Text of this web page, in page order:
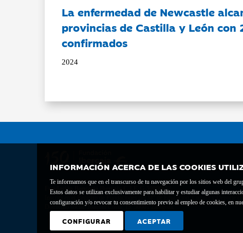
INFORMACIÓN ACERCA DE LAS COOKIES
Te informamos que en el transcurso de tu navegación por los sitios web del
Estos datos se utilizan exclusivamente para habilitar y estudiar algunas
configuración y/o revocar tu consentimiento previo al empleo de cookies, en
CONFIGURAR ACEPTAR
La enfermedad de Newcastle
provincias de Castilla y León con
confirmados
2024
Fundación Bancaria Ibercaja C.I.F. G-50000652.
Inscrita en el Registro de Fundaciones del Mº de Educación, Cultura y Deporte
Domicilio social: Joaquín Costa, 13. 50001 Zaragoza.